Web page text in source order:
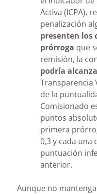
Activa (ICPA),
penalización
presenten los
prórroga que
remisión, la
podría
Transparencia
de la
Comisionado
puntos
primera
0,3 y cada una
puntuación
anterior.
Aunque no